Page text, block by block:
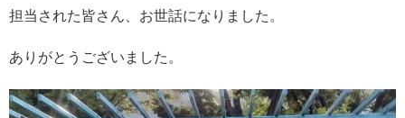
担当された皆さん、お世話になりました。
ありがとうございました。